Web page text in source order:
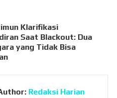
Klarifikasi
Saat Blackout: Dua
yang Tidak Bisa
Redaksi Harian